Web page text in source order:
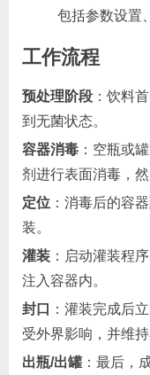
包括参数设置
工作流程
预处理阶段 ：饮料
到无菌状态。
容器消毒 ：空瓶或
剂进行表面消毒，
定位 ：消毒后的容
装。
灌装 ：启动灌装程
注入容器内。
封口
：灌装完成后
受外界影响，并维
出瓶/出罐：最后，